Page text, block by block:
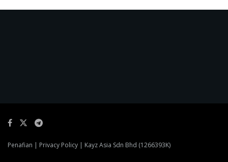
Penafian | Privacy Policy | Kayz Asia Sdn Bhd (1266393K)